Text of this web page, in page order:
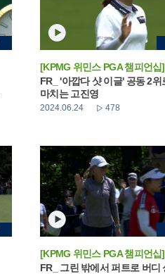
[KPMG 위민스 PGA 챔피언십]
FR_ '아깝다 샷 이글' 공동 2위
마치는 고진영
2024.06.24 478
[KPMG 위민스 PGA 챔피언십]
FR_ 그린 밖에서 퍼트로 버디